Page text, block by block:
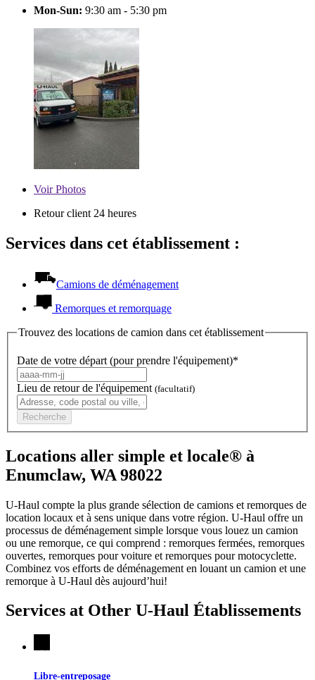
Mon-Sun: 9:30 am - 5:30 pm
VoirPhotos
Retour client 24 heures
Services dans cet établissement :
Camions de déménagement
Remorques et remorquage
Trouvez des locations de camion dans cet établissement
Date de votre départ (pour prendre l'équipement)*
Lieu de retour de l'équipement (facultatif)
Recherche
Locations aller simple et locale® à
Enumclaw, WA 98022
U-Haul compte la plus grande sélection de camions et remorques de
location locaux et à sens unique dans votre région. U-Haul offre un
processus de déménagement simple lorsque vous louez un camion
ou une remorque, ce qui comprend : remorques fermées, remorques
ouvertes, remorques pour voiture et remorques pour motocyclette.
Combinez vos efforts de déménagement en louant un camion et une
remorque à U-Haul dès aujourd’hui!
Services at Other U-Haul Établissements
Libre-entreposage